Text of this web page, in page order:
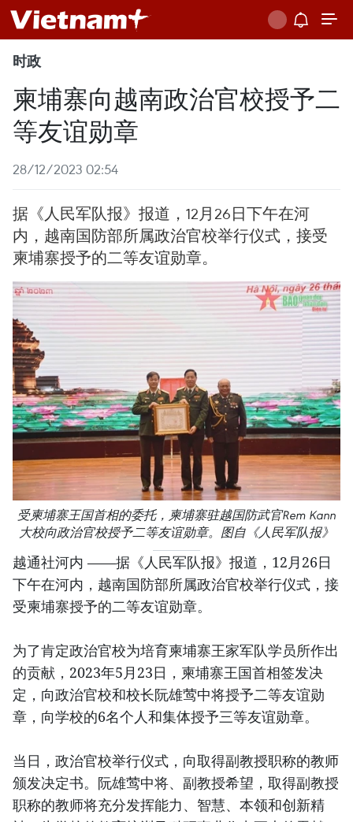
时政
柬埔寨向越南政治官校授予二
等友谊勋章
28/12/2023 02:54
据《人民军队报》报道，12月26日下午在河
内，越南国防部所属政治官校举行仪式，接受
柬埔寨授予的二等友谊勋章。
受柬埔寨王国首相的委托，柬埔寨驻越国防武官Rem Kann
大校向政治官校授予二等友谊勋章。图自《人民军队报》
越通社河内 ——据《人民军队报》报道，12月26日
下午在河内，越南国防部所属政治官校举行仪式，接
受柬埔寨授予的二等友谊勋章。
为了肯定政治官校为培育柬埔寨王家军队学员所作出
的贡献，2023年5月23日，柬埔寨王国首相签发决
定，向政治官校和校长阮雄莺中将授予二等友谊勋
章，向学校的6名个人和集体授予三等友谊勋章。
当日，政治官校举行仪式，向取得副教授职称的教师
颁发决定书。阮雄莺中将、副教授希望，取得副教授
职称的教师将充分发挥能力、智慧、本领和创新精